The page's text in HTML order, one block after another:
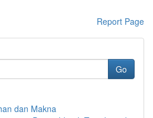
Report Page
Go
dan Makna